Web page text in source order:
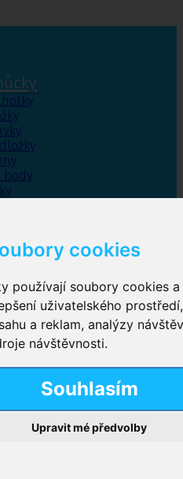
cookies
používají soubory cookies
uživatelského
a reklam, analýzy
návštěvnosti.
Souhlasím
Upravit mé předvolby
body
kalhotky
navlékací,Plenkové kalhotky
kalhotky dámské
vložky